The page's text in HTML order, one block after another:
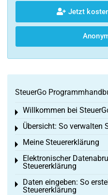
Jetzt
SteuerGo
Willkommen bei
Toggle menu
Übersicht: So verwalten
Toggle menu
Meine Steuererklärung
Toggle menu
Elektronischer
Steuererklärung
Toggle menu
Daten eingeben: So
Steuererklärung
Toggle menu